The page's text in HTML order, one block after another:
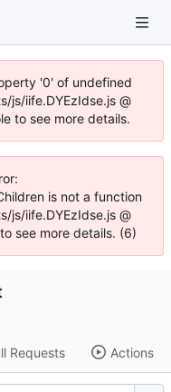
'0' of undefined
js/iife.DYEzIdse.js @
to see more details.
is not a function
js/iife.DYEzIdse.js @
see more details. (6)
Requests Actions